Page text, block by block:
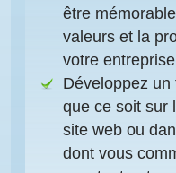
être
valeurs et la
votre
Développez
que ce soit sur
site web ou
dont vous